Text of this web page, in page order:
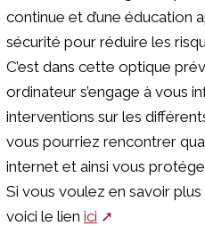
continue et d’une éducation
sécurité pour réduire les
C’est dans cette optique
ordinateur s’engage à vous
interventions sur les
vous pourriez rencontrer
internet et ainsi vous
Si vous voulez en savoir
voici le lien ici